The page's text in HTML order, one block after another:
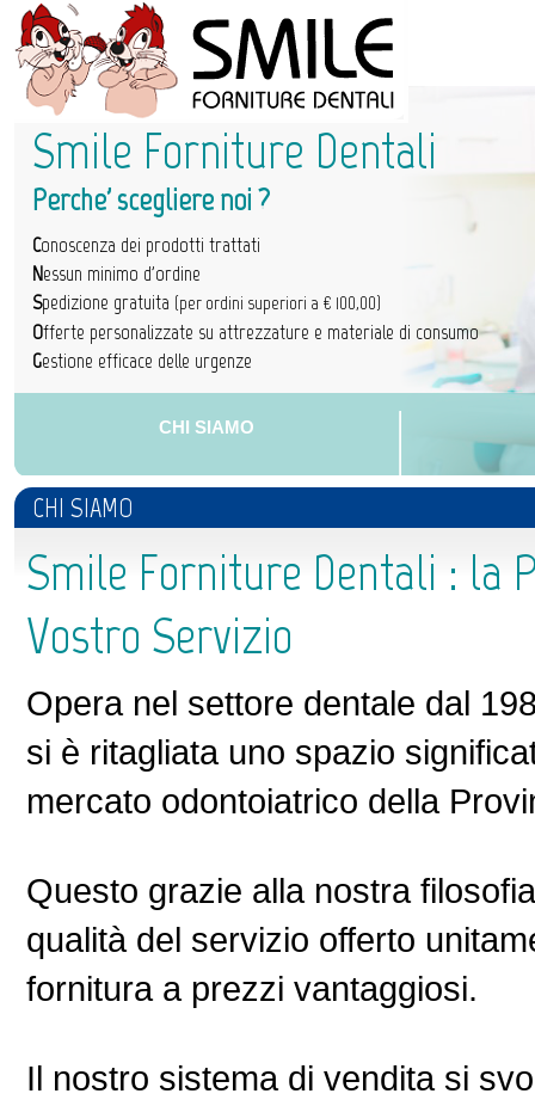
Smile Forniture Dentali
Perche' scegliere noi ?
Conoscenza dei prodotti trattati
Nessun minimo d'ordine
Spedizione gratuita (per ordini superiori a € 100,00)
Offerte personalizzate su attrezzature e materiale di consumo
Gestione efficace delle urgenze
CHI SIAMO
CHI SIAMO
Smile Forniture Dentali : la
Vostro Servizio
Opera nel settore dentale dal
si è ritagliata uno spazio
mercato odontoiatrico della
Questo grazie alla nostra
qualità del servizio offerto
fornitura a prezzi vantaggiosi.
Il nostro sistema di vendita si